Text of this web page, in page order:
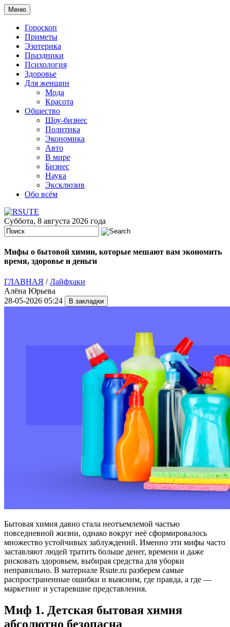
Меню
Гороскоп
Приметы
Эзотерика
Праздники
Психология
Здоровье
Для женщин
Мода
Красота
Общество
Шоу-бизнес
Политика
Экономика
Авто
В мире
Бизнес
Наука
Эксклюзив
Обо всём
Суббота, 8 августа 2026 года
Мифы о бытовой химии, которые мешают вам экономить
время, здоровье и деньги
ГЛАВНАЯ /Лайфхаки
Алёна Юрьева
28-05-2026 05:24
Бытовая химия давно стала неотъемлемой частью
повседневной жизни, однако вокруг неё сформировалось
множество устойчивых заблуждений. Именно эти мифы часто
заставляют людей тратить больше денег, времени и даже
рисковать здоровьем, выбирая средства для уборки
неправильно. В материале Rsute.ru разберем самые
распространенные ошибки и выясним, где правда, а где —
маркетинг и устаревшие представления.
Миф 1. Детская бытовая химия
абсолютно безопасна